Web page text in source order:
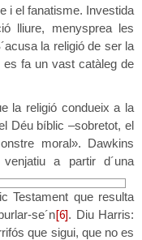
i el fanatisme. Investida
lliure, menysprea les
la religió de ser la
fa un vast catàleg de
la religió condueix a la
Déu bíblic –sobretot, el
moral». Dawkins
a partir d´una
Testament que resulta
se´n[6]. Diu Harris:
que sigui, que no es